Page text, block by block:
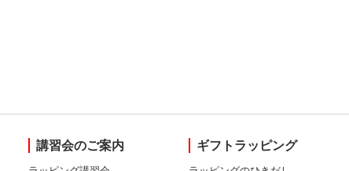
講習会のご案内 ギフトラッピング